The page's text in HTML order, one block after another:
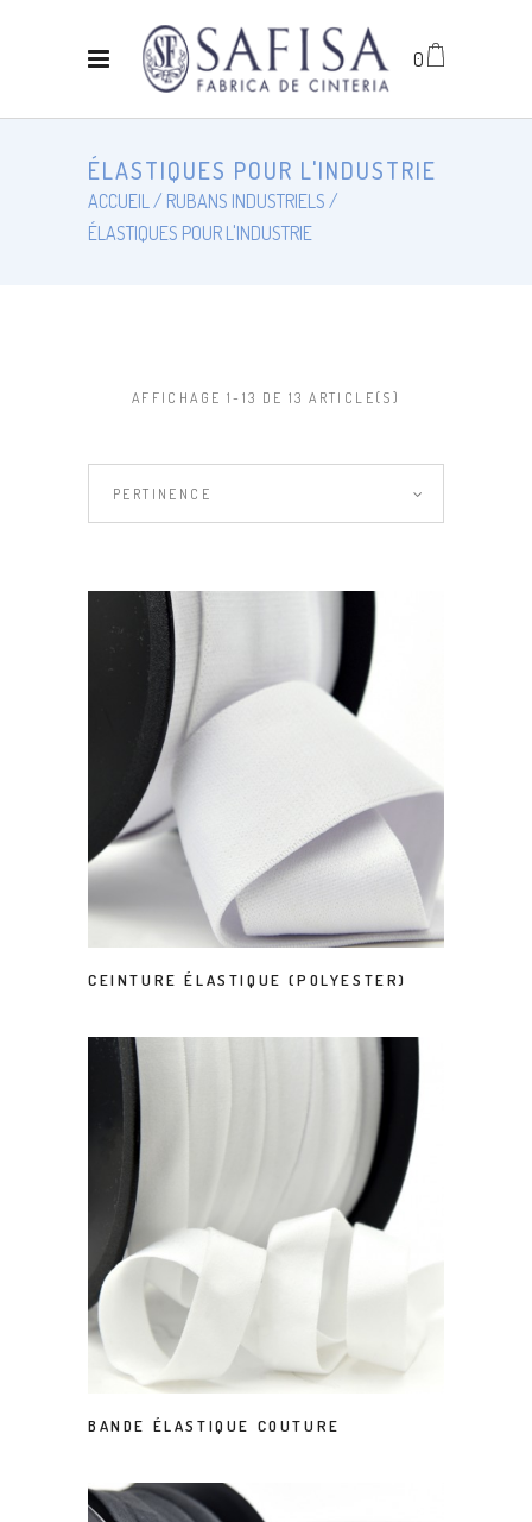
0
ÉLASTIQUES POUR L'INDUSTRIE
ACCUEIL
RUBANS INDUSTRIELS
ÉLASTIQUES POUR L'INDUSTRIE
AFFICHAGE 1-13 DE 13 ARTICLE(S)
PERTINENCE
CEINTURE ÉLASTIQUE (POLYESTER)
BANDE ÉLASTIQUE COUTURE